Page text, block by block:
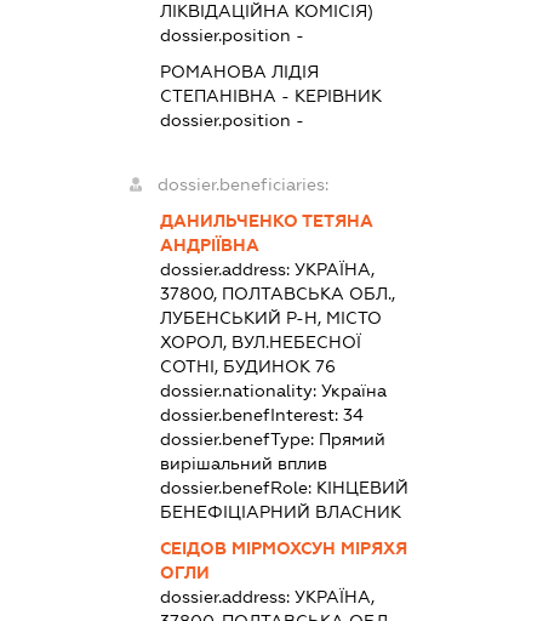
ЛІКВІДАЦІЙНА КОМІСІЯ)
dossier.position -
РОМАНОВА ЛІДІЯ
СТЕПАНІВНА - КЕРІВНИК
dossier.position -
dossier.beneficiaries:
ДАНИЛЬЧЕНКО ТЕТЯНА
АНДРІЇВНА
dossier.address:УКРАЇНА,
37800, ПОЛТАВСЬКА ОБЛ.,
ЛУБЕНСЬКИЙ Р-Н, МІСТО
ХОРОЛ, ВУЛ.НЕБЕСНОЇ
СОТНІ, БУДИНОК 76
dossier.nationality:Україна
dossier.benefInterest:34
dossier.benefType: Прямий
вирішальний вплив
dossier.benefRole: КІНЦЕВИЙ
БЕНЕФІЦІАРНИЙ ВЛАСНИК
СЕІДОВ МІРМОХСУН МІРЯХЯ
ОГЛИ
dossier.address:УКРАЇНА,